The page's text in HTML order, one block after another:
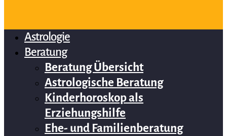
Astrologie
Beratung
Beratung Übersicht
Astrologische Beratung
Kinderhoroskop als
Erziehungshilfe
Ehe- und Familienberatung